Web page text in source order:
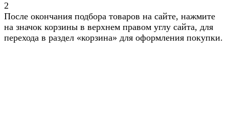
2
После окончания подбора товаров на сайте, нажмите
на значок корзины в верхнем правом углу сайта, для
перехода в раздел «корзина» для оформления покупки.